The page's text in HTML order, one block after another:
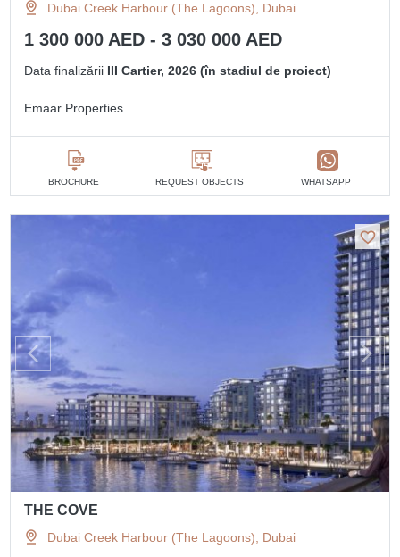
Dubai Creek Harbour (The Lagoons), Dubai
1 300 000 AED - 3 030 000 AED
Data finalizării III Cartier, 2026 (în stadiul de proiect)
Emaar Properties
BROCHURE REQUEST OBJECTS WHATSAPP
THE COVE
Dubai Creek Harbour (The Lagoons), Dubai